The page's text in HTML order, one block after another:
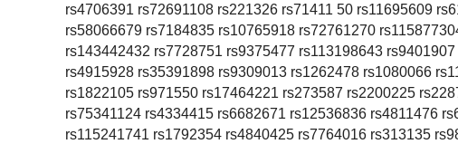
rs4706391 rs72691108 rs221326 rs71411 50 rs11695609
rs58066679 rs7184835 rs10765918 rs72761270
rs143442432 rs7728751 rs9375477 rs113198643
rs4915928 rs35391898 rs9309013 rs1262478 rs1080066
rs1822105 rs971550 rs17464221 rs273587 rs2200225
rs75341124 rs4334415 rs6682671 rs12536836 rs4811476
rs115241741 rs1792354 rs4840425 rs7764016 rs313135